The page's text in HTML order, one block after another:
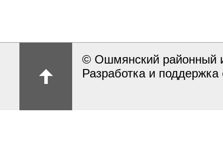
© Ошмянский районный
Разработка и поддержка